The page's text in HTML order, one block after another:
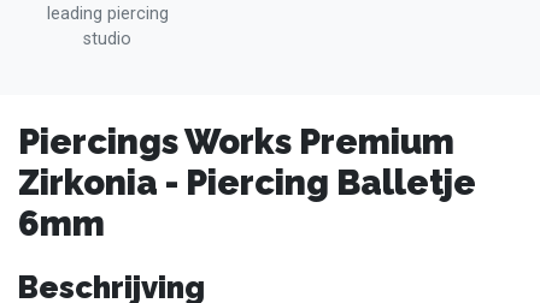
leading piercing
studio
Piercings Works Premium
Zirkonia - Piercing Balletje
6mm
Beschrijving